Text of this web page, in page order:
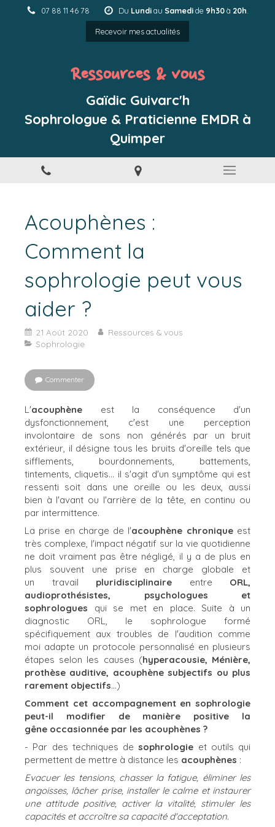
07 88 11 46 78 Du Lundiau Samedide 9h30à 20h
Recevoir mes actualités
Ressources & vous
Gaïdic Guivarc'h
Sophrologue & Praticienne EMDR à
Quimper
Acouphènes :
Comment la
sophrologie peut vous
aider ?
21 Août 2020
Ressources & vous
Sophrologie
Commenter
L'acouphène est la conséquence d'un
dysfonctionnement, c'est une perception
involontaire de sons non générés par un bruit
extérieur, il désigne tous les bruits d'oreille tels que
sifflements, bourdonnements, battements,
tintements, cliquetis... il s'agit d'un symptôme qui est
ressenti soit dans une oreille ou les deux, aussi
bien à l'avant ou l'arrière de la tête, en continu ou
par intermittence.
La prise en charge de l'acouphène chroniqueest
très complexe, l'impact négatif sur la vie quotidienne
ne doit vraiment pas être négligé, il y a de plus en
plus souvent une prise en charge globale et
un travail pluridisciplinaire entre ORL,
audioprothésistes, psychologues et
sophrologues qui se met en place. Suite à un
diagnostic ORL, le sophrologue formé
spécifiquement aux troubles de l'audition comme
moi adapte un protocole personnalisé en plusieurs
étapes selon les causes (hyperacousie, Ménière,
prothèse auditive, acouphène subjectifs ou plus
rarement objectifs...)
Comment cet accompagnement en sophrologie
peut-il modifier de manière positive la
gêne occasionnée par les acouphènes ?
- Par des techniques desophrologie et outils qui
permettent de mettre à distance les acouphènes :
Evacuer les tensions, chasser la fatigue, éliminer les
angoisses, lâcher prise, installer le calme et instaurer
une attitude positive, activer la vitalité, stimuler les
capacités et accroître sa capacité d'acceptation.